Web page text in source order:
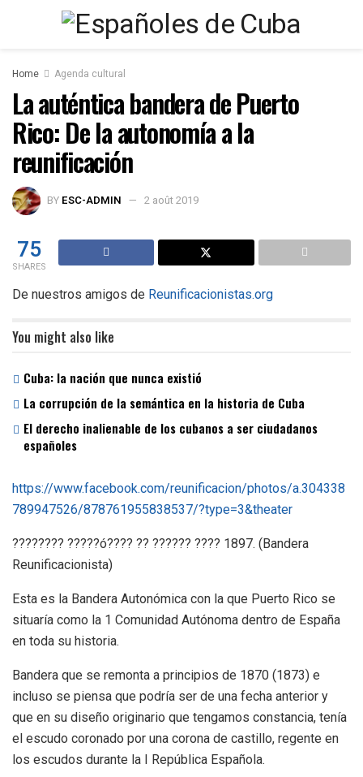
Home Agenda cultural
La auténtica bandera de Puerto
Rico: De la autonomía a la
reunificación
BY ESC-ADMIN 2 août 2019
75
SHARES
De nuestros amigos de Reunificacionistas.org
You might also like
Cuba: la nación que nunca existió
La corrupción de la semántica en la historia de Cuba
El derecho inalienable de los cubanos a ser ciudadanos
españoles
https://www.facebook.com/reunificacion/photos/a.304338
789947526/878761955838537/?type=3&theater
???????? ?????ó???? ?? ?????? ???? 1897. (Bandera
Reunificacionista)
Esta es la Bandera Autonómica con la que Puerto Rico se
situaría como la 1 Comunidad Autónoma dentro de España
en toda su historia.
Bandera que se remonta a principios de 1870 (1873) e
incluso se piensa que podría ser de una fecha anterior y
que en su diseño originario que tengamos constancia, tenía
el escudo coronado por una corona de castillo, regente en
los escudos durante la I República Española.